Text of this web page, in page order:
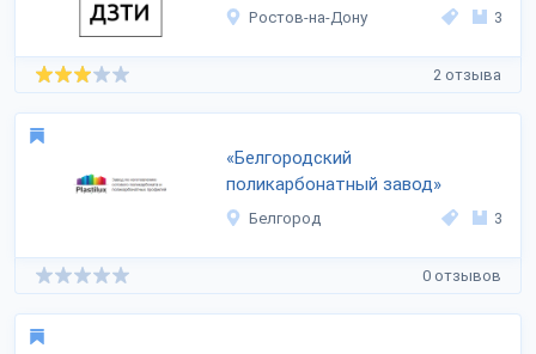
Ростов-на-Дону 3
2 отзыва
«Белгородский
поликарбонатный завод»
Белгород 3
0 отзывов